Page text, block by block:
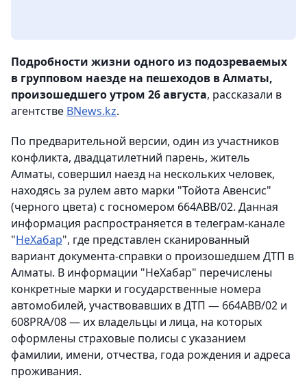
Подробности жизни одного из подозреваемых
в групповом наезде на пешеходов в Алматы,
произошедшего утром 26 августа, рассказали в
агентстве BNews.kz.
По предварительной версии, один из участников
конфликта, двадцатилетний парень, житель
Алматы, совершил наезд на нескольких человек,
находясь за рулем авто марки "Тойота Авенсис"
(черного цвета) с госномером 664ABB/02. Данная
информация распространяется в телеграм-канале
"НеХабар", где представлен сканированный
вариант документа-справки о произошедшем ДТП в
Алматы. В информации "НеХабар" перечислены
конкретные марки и государственные номера
автомобилей, участвовавших в ДТП — 664ABB/02 и
608PRA/08 — их владельцы и лица, на которых
оформлены страховые полисы с указанием
фамилии, имени, отчества, года рождения и адреса
проживания.